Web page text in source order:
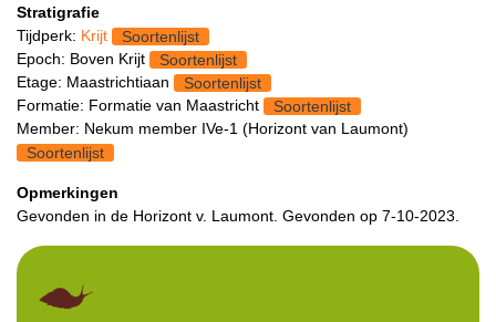
Stratigrafie
Tijdperk: Krijt
Soortenlijst
Epoch: Boven Krijt
Soortenlijst
Etage: Maastrichtiaan
Soortenlijst
Formatie: Formatie van Maastricht
Soortenlijst
Member: Nekum member IVe-1 (Horizont van Laumont)
Soortenlijst
Opmerkingen
Gevonden in de Horizont v. Laumont. Gevonden op 7-10-2023.